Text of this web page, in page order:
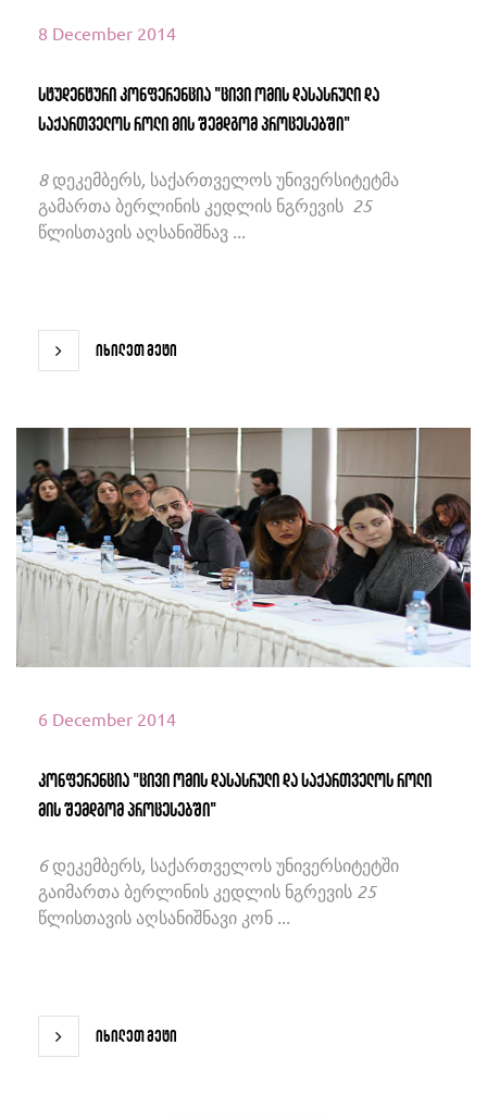
8 December 2014
სტუდენტური კონფერენცია "ცივი ომის დასასრული და
საქართველოს როლი მის შემდგომ პროცესებში"
8 დეკემბერს, საქართველოს უნივერსიტეტმა
გამართა ბერლინის კედლის ნგრევის 25
წლისთავის აღსანიშნავ ...
იხილეთ მეტი
იხილეთ მეტი
6 December 2014
კონფერენცია "ცივი ომის დასასრული და საქართველოს როლი
მის შემდგომ პროცესებში"
6 დეკემბერს, საქართველოს უნივერსიტეტში
გაიმართა ბერლინის კედლის ნგრევის 25
წლისთავის აღსანიშნავი კონ ...
იხილეთ მეტი